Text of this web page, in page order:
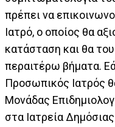
πρέπει να
Ιατρό, ο οποίος θα
κατάσταση και θα
περαιτέρω βήματα.
Προσωπικός Ιατρός
Μονάδας
στα Ιατρεία